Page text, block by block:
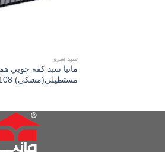
سبد سرو
مانیا سبد کفه چوبي
مستطیلي(مشكي) 305108